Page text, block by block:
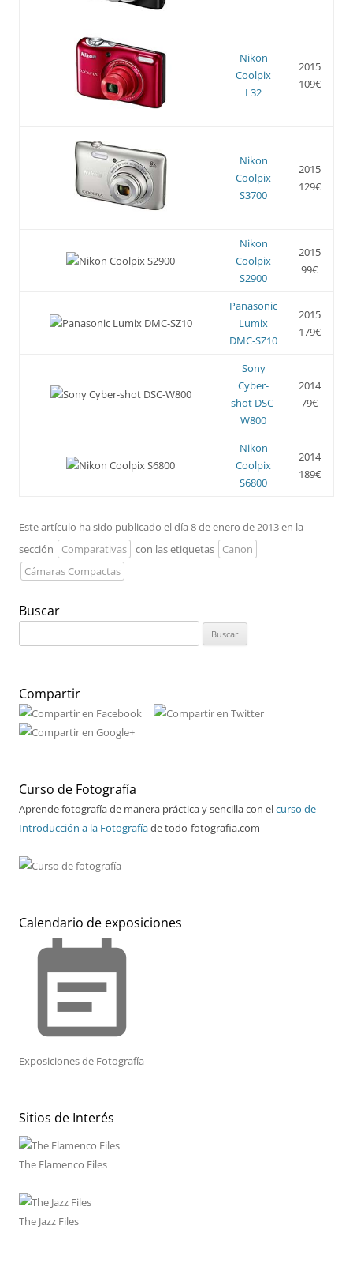
Nikon
Coolpix
L32
2015
109€
Nikon
Coolpix
S3700
2015
129€
Nikon
Coolpix
S2900
2015
99€
Panasonic
Lumix
DMC-SZ10
2015
179€
Sony
Cyber-
shot DSC-
W800
2014
79€
Nikon
Coolpix
S6800
2014
189€
Este artículo ha sido publicado el día 8 de enero de 2013 en la
sección
Comparativas con las etiquetas
Canon
Cámaras Compactas
Buscar
Compartir
Curso de Fotografía
Aprende fotografía de manera práctica y sencilla con elcurso de
Introducción a la Fotografíade todo-fotografia.com
Calendario de exposiciones
event_note
Exposiciones de Fotografía
Sitios de Interés
The Flamenco Files
The Jazz Files